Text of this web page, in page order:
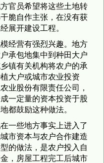
官员希望将这些土地转
脆自作主张，在没有获
展开建设工程。
营有强烈兴趣。地方
承包地集中到种田大户
镇有关机构将农户的承
大户或城市农业投资
业股份有限责任公司，
一定量的资本投资于股
都鼓励这种做法。
些地方事实上进入了
市资本与农户合作建造
的做法，是农户投入自
，房屋工程完工后城市